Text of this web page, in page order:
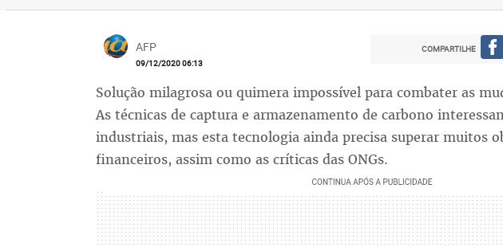
AFP
09/12/2020 06:13
COMPARTILHE
Solução milagrosa ou quimera impossível para combater as
As técnicas de captura e armazenamento de carbono
industriais, mas esta tecnologia ainda precisa superar muitos
financeiros, assim como as críticas das ONGs.